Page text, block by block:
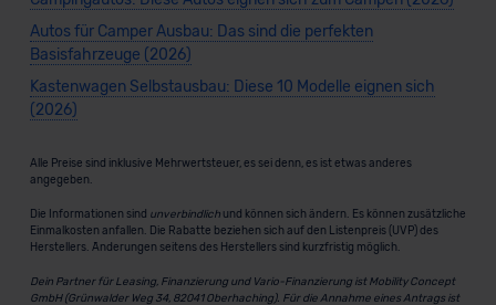
Autos für Camper Ausbau: Das sind die perfekten
Basisfahrzeuge (2026)
Kastenwagen Selbstausbau: Diese 10 Modelle eignen sich
(2026)
Alle Preise sind inklusive Mehrwertsteuer, es sei denn, es ist etwas anderes
angegeben.
Die Informationen sind unverbindlichund können sich ändern. Es können zusätzliche
Einmalkosten anfallen. Die Rabatte beziehen sich auf den Listenpreis (UVP) des
Herstellers. Änderungen seitens des Herstellers sind kurzfristig möglich.
Dein Partner für Leasing, Finanzierung und Vario-Finanzierung ist Mobility Concept
GmbH (Grünwalder Weg 34, 82041 Oberhaching). Für die Annahme eines Antrags ist